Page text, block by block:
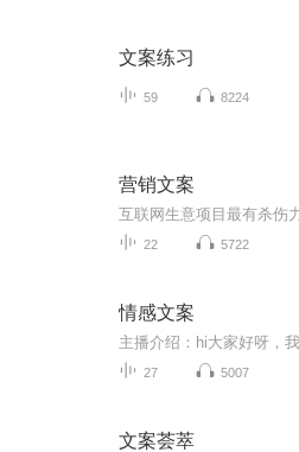
文案练习
59 8224
营销文案
22 5722
情感文案
27 5007
文案荟萃